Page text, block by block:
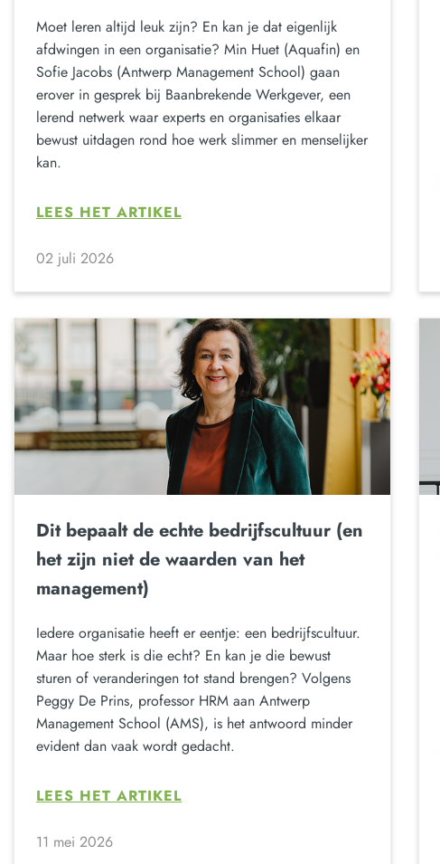
Moet leren altijd leuk zijn? En kan je dat eigenlijk
afdwingen in een organisatie? Min Huet (Aquafin) en
Sofie Jacobs (Antwerp Management School) gaan
erover in gesprek bij Baanbrekende Werkgever, een
lerend netwerk waar experts en organisaties elkaar
bewust uitdagen rond hoe werk slimmer en menselijker
kan.
LEES HET ARTIKEL
02 juli 2026
Dit bepaalt de echte bedrijfscultuur (en
het zijn niet de waarden van het
management)
Iedere organisatie heeft er eentje: een bedrijfscultuur.
Maar hoe sterk is die echt? En kan je die bewust
sturen of veranderingen tot stand brengen? Volgens
Peggy De Prins, professor HRM aan Antwerp
Management School (AMS), is het antwoord minder
evident dan vaak wordt gedacht.
LEES HET ARTIKEL
11 mei 2026